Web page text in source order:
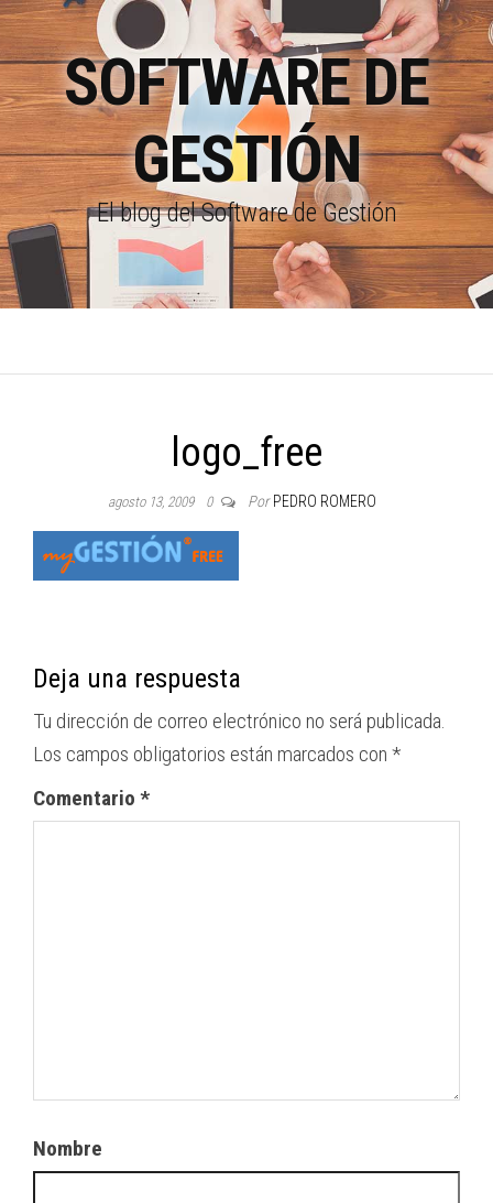
SOFTWARE DE
GESTIÓN
El blog del Software de Gestión
logo_free
agosto 13, 2009 0 Por PEDRO ROMERO
Deja una respuesta
Tu dirección de correo electrónico no será publicada.
Los campos obligatorios están marcados con *
Comentario *
Nombre